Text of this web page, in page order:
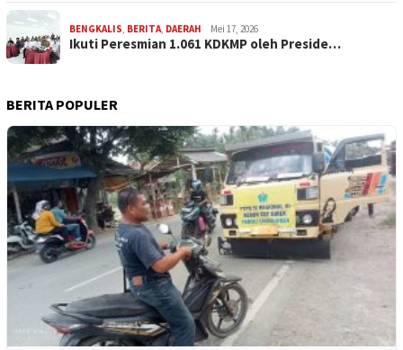
BENGKALIS, BERITA, DAERAH Mei 17, 2026
Ikuti Peresmian 1.061 KDKMP oleh Preside…
BERITA POPULER